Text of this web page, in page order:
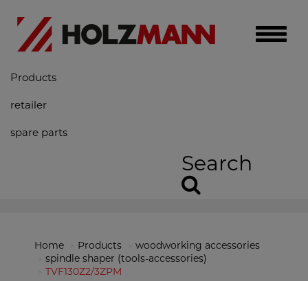
Toggle
Products
retailer
spare parts
Search
Home Products
woodworking accessories
spindle shaper (tools-accessories)
TVF130Z2/3ZPM